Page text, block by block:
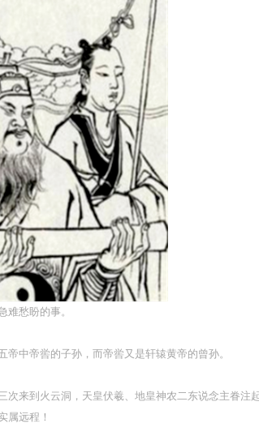
愁盼的事。
中帝喾的子孙，而帝喾又是轩辕黄帝的曾孙。
来到火云洞，天皇伏羲、地皇神农二东说念主眷注起
属远程！